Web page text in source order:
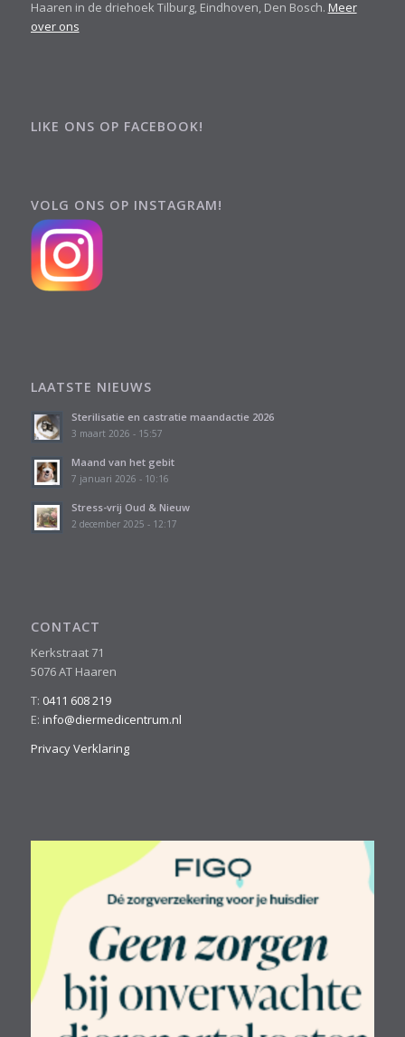
Haaren in de driehoek Tilburg, Eindhoven, Den Bosch. Meer
over ons
LIKE ONS OP FACEBOOK!
VOLG ONS OP INSTAGRAM!
LAATSTE NIEUWS
Sterilisatie en castratie maandactie 2026
3 maart 2026 - 15:57
Maand van het gebit
7 januari 2026 - 10:16
Stress-vrij Oud & Nieuw
2 december 2025 - 12:17
CONTACT
Kerkstraat 71
5076 AT Haaren
T: 0411 608 219
E: info@diermedicentrum.nl
Privacy Verklaring